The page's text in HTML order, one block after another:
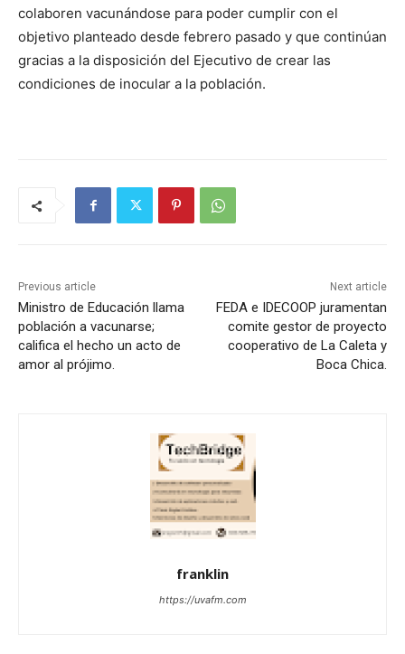
colaboren vacunándose para poder cumplir con el
objetivo planteado desde febrero pasado y que continúan
gracias a la disposición del Ejecutivo de crear las
condiciones de inocular a la población.
Previous article
Ministro de Educación llama
población a vacunarse;
califica el hecho un acto de
amor al prójimo.
Next article
FEDA e IDECOOP juramentan
comite gestor de proyecto
cooperativo de La Caleta y
Boca Chica.
franklin
https://uvafm.com